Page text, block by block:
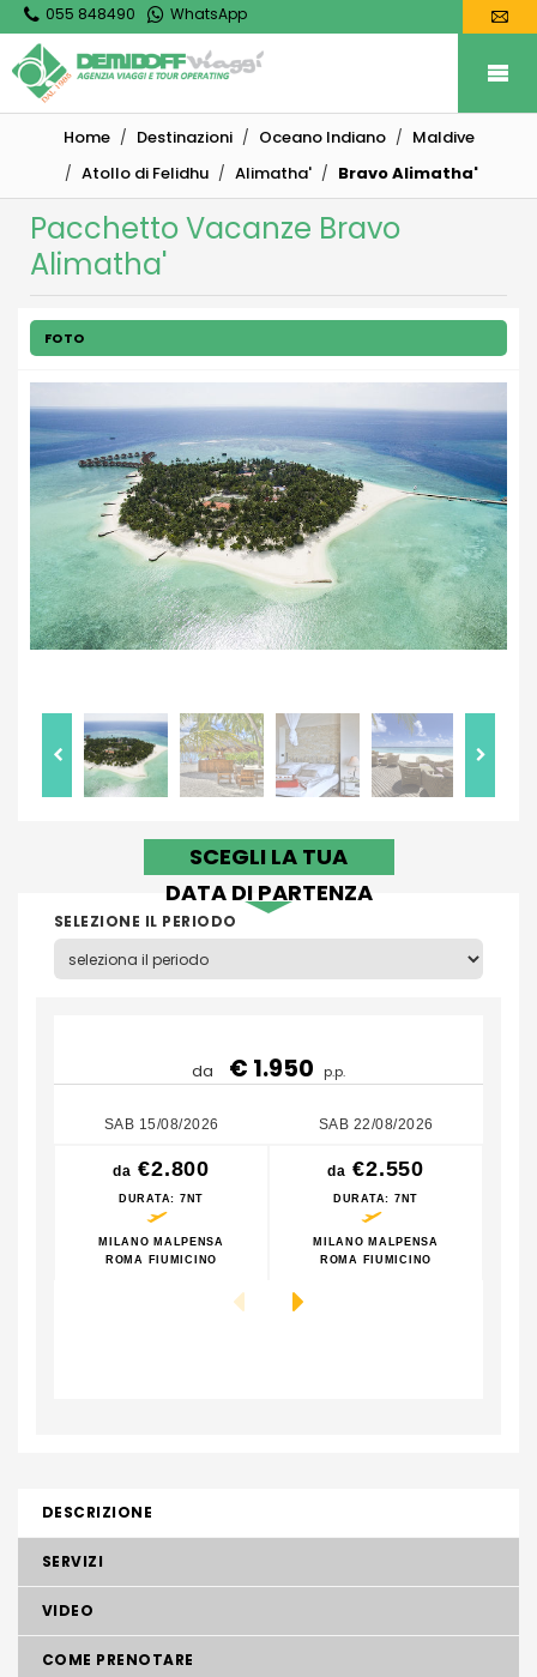
055 848490 WhatsApp
Home Destinazioni Oceano Indiano
Maldive
Atollo di Felidhu
Alimatha' Bravo Alimatha'
Pacchetto Vacanze Bravo
Alimatha'
FOTO
SCEGLI LA TUA
DATA DI PARTENZA
SELEZIONE IL PERIODO
da € 1.950 p.p.
SAB 15/08/2026
da €2.800
DURATA: 7NT
MILANO MALPENSA
ROMA FIUMICINO
SAB 22/08/2026
da €2.550
DURATA: 7NT
MILANO MALPENSA
ROMA FIUMICINO
DESCRIZIONE
SERVIZI
VIDEO
COME PRENOTARE